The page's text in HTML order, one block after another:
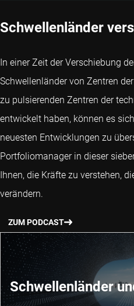
Schwellenländer
In einer Zeit der Verschiebung
Schwellenländer von Zentren
zu pulsierenden Zentren der
entwickelt haben, können es
neuesten Entwicklungen zu
Portfoliomanager in dieser
Ihnen, die Kräfte zu verstehen,
verändern.
ZUM PODCAST
Schwellenländer